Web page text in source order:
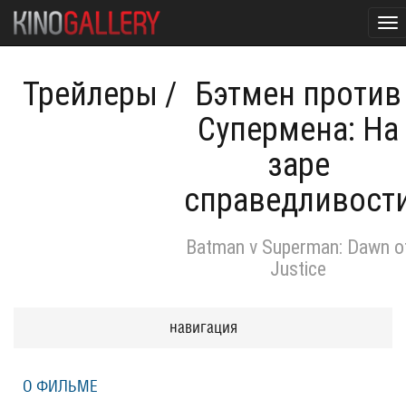
Трейлеры / Бэтмен против
Супермена: На
заре
Batman v Superman: Dawn
Justice
навигация
О ФИЛЬМЕ